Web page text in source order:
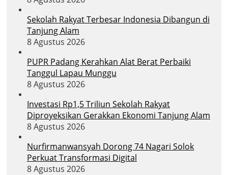
Sekolah Rakyat Terbesar Indonesia Dibangun di
Tanjung Alam
8 Agustus 2026
PUPR Padang Kerahkan Alat Berat Perbaiki
Tanggul Lapau Munggu
8 Agustus 2026
Investasi Rp1,5 Triliun Sekolah Rakyat
Diproyeksikan Gerakkan Ekonomi Tanjung Alam
8 Agustus 2026
Nurfirmanwansyah Dorong 74 Nagari Solok
Perkuat Transformasi Digital
8 Agustus 2026